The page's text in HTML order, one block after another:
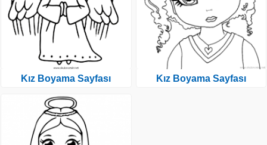
Kız Boyama Sayfası Kız Boyama Sayfası